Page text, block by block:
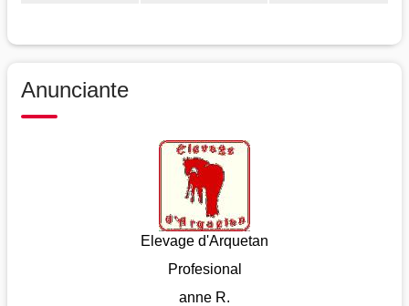
Anunciante
Elevage d'Arquetan
Profesional
anne R.